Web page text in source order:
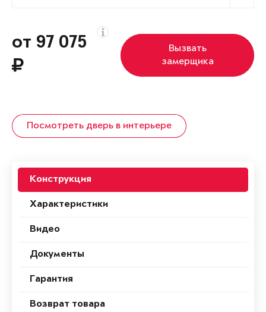
от 97 075
Вызвать
замерщика
Посмотреть дверь в интерьере
Конструкция
Характеристики
Видео
Документы
Гарантия
Возврат товара